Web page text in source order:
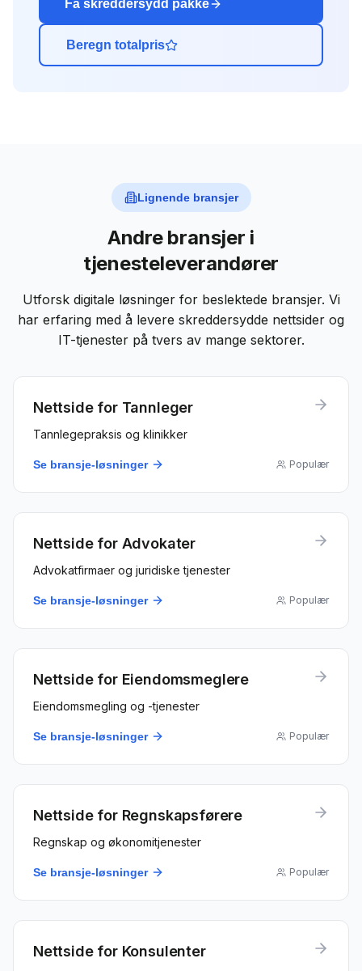
Få skreddersydd pakke
Beregn totalpris
Lignende bransjer
Andre bransjer i
tjenesteleverandører
Utforsk digitale løsninger for beslektede bransjer. Vi
har erfaring med å levere skreddersydde nettsider og
IT-tjenester på tvers av mange sektorer.
Nettside for Tannleger
Tannlegepraksis og klinikker
Se bransje-løsninger Populær
Nettside for Advokater
Advokatfirmaer og juridiske tjenester
Se bransje-løsninger Populær
Nettside for Eiendomsmeglere
Eiendomsmegling og -tjenester
Se bransje-løsninger Populær
Nettside for Regnskapsførere
Regnskap og økonomitjenester
Se bransje-løsninger Populær
Nettside for Konsulenter